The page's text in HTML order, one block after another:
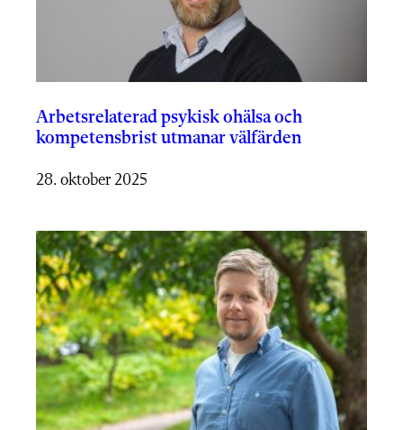
Arbetsrelaterad psykisk ohälsa och
kompetensbrist utmanar välfärden
28. oktober 2025